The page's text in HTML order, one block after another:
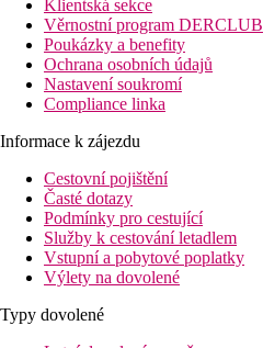
Klientská sekce
Věrnostní program DERCLUB
Poukázky a benefity
Ochrana osobních údajů
Nastavení soukromí
Compliance linka
Informace k zájezdu
Cestovní pojištění
Časté dotazy
Podmínky pro cestující
Služby k cestování letadlem
Vstupní a pobytové poplatky
Výlety na dovolené
Typy dovolené